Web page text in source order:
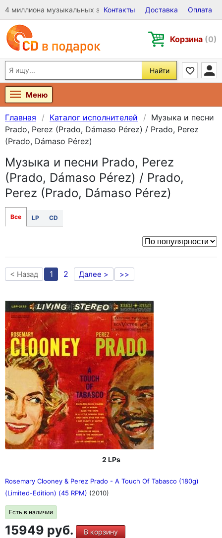
4 миллиона музыкальных записей на Виниле, CD и DVD
Контакты Доставка Оплата
Корзина (0)
Найти
Меню
Главная Каталог исполнителей
Музыка и песни
Prado, Perez (Prado, Dámaso Pérez) / Prado, Perez
(Prado, Dámaso Pérez)
Музыка и песни Prado, Perez
(Prado, Dámaso Pérez) / Prado,
Perez (Prado, Dámaso Pérez)
Все LP CD
< Назад 1 2 Далее > >>
2 LPs
Rosemary Clooney & Perez Prado - A Touch Of Tabasco (180g)
(Limited-Edition) (45 RPM) (2010)
Есть в наличии
15949 руб. В корзину